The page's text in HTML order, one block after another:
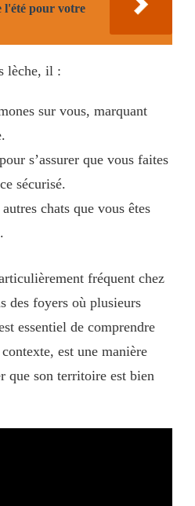
l'été pour votre
lèche, il :
sur vous, marquant
s’assurer que vous faites
sécurisé.
chats que vous êtes
fréquent chez
des foyers où plusieurs
essentiel de comprendre
est une manière
que son territoire est bien